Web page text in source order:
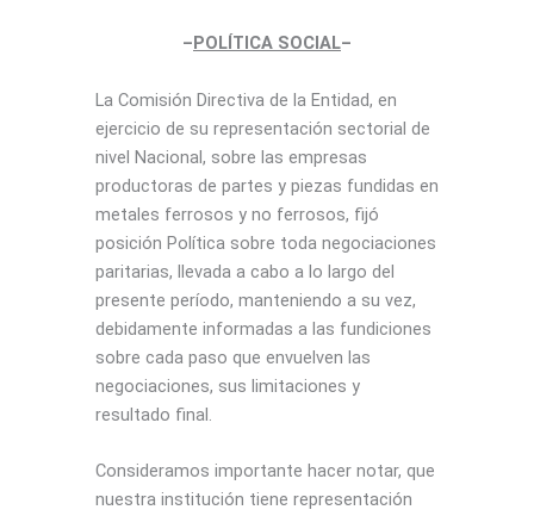
– POLÍTICA SOCIAL–
La Comisión Directiva de la Entidad, en
ejercicio de su representación sectorial de
nivel Nacional, sobre las empresas
productoras de partes y piezas fundidas en
metales ferrosos y no ferrosos, fijó
posición Política sobre toda negociaciones
paritarias, llevada a cabo a lo largo del
presente período, manteniendo a su vez,
debidamente informadas a las fundiciones
sobre cada paso que envuelven las
negociaciones, sus limitaciones y
resultado final.
Consideramos importante hacer notar, que
nuestra institución tiene representación